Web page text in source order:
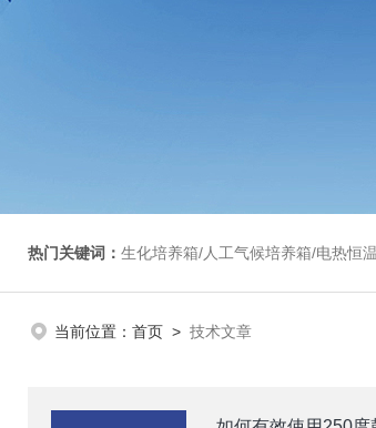
热门关键词： 生化培养箱/人工气候培养箱/电热恒温培养箱/恒温恒湿箱/
当前位置： 首页 > 技术文章